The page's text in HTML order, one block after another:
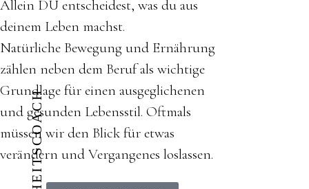
Allein DU entscheidest, was du aus
deinem Leben machst.
Natürliche Bewegung und Ernährung
zählen neben dem Beruf als wichtige
Grundlage für einen ausgeglichenen
und gesunden Lebensstil. Oftmals
müssen wir den Blick für etwas
verändern und Vergangenes loslassen.